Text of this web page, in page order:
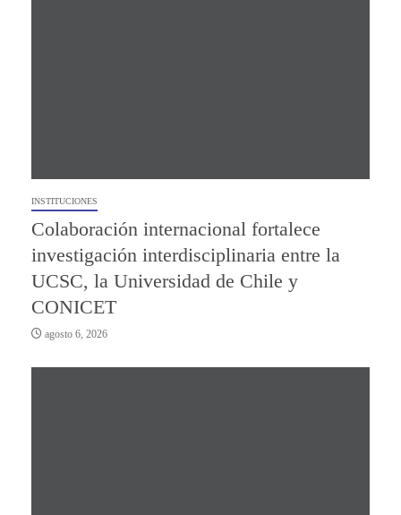
INSTITUCIONES
Colaboración internacional fortalece
investigación interdisciplinaria entre la
UCSC, la Universidad de Chile y
CONICET
agosto 6, 2026